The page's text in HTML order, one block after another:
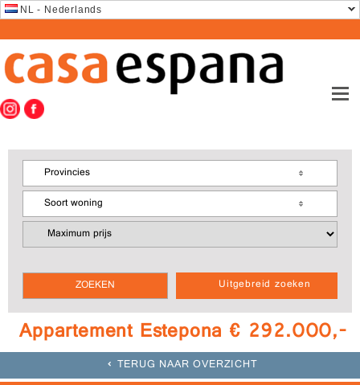
NL - Nederlands
Uitgebreid zoeken
Provincies
Soort woning
Appartement Estepona € 292.000,-
TERUG NAAR OVERZICHT